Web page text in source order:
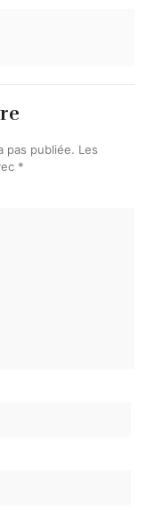
pas publiée. Les
*